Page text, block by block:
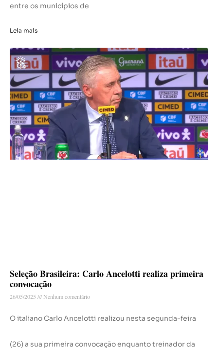
entre os municípios de
Leia mais
Seleção Brasileira: Carlo Ancelotti realiza primeira
convocação
26/05/2025 Nenhum comentário
O italiano Carlo Ancelotti realizou nesta segunda-feira
(26) a sua primeira convocação enquanto treinador da